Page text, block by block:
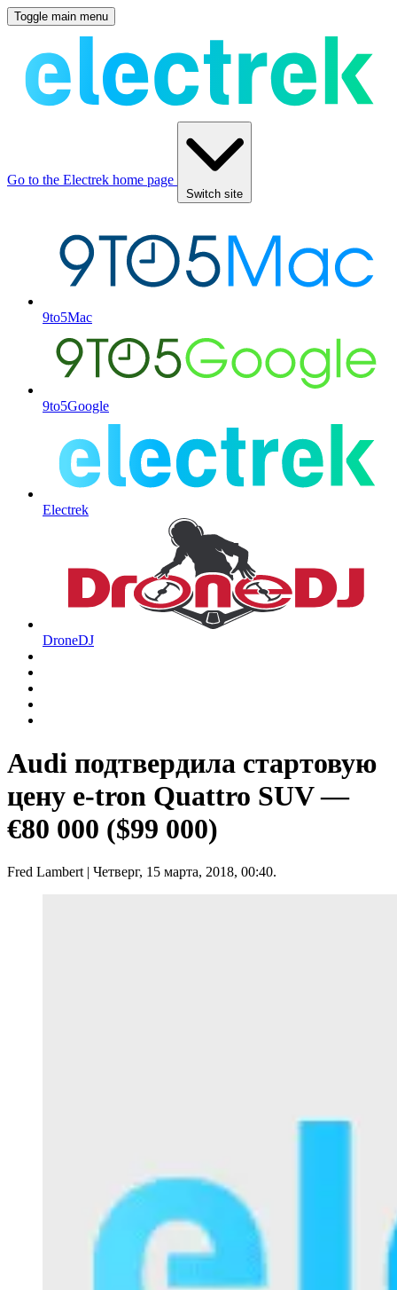
Toggle main menu
Go to the Electrek home page
Switch site
9to5Mac
9to5Google
Electrek
DroneDJ
Audi подтвердила стартовую
цену e-tron Quattro SUV —
€80 000 ($99 000)
Fred Lambert| Четверг, 15 марта, 2018, 00:40.